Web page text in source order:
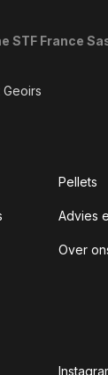
STF France
Pellets
Advies
Over